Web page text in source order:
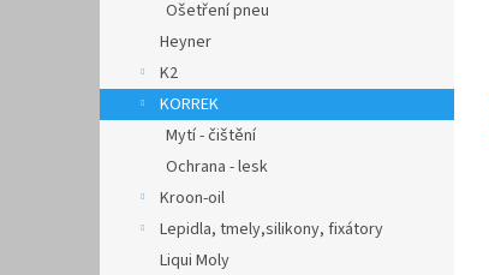
Ošetření pneu
Heyner
K2
KORREK
Mytí - čištění
Ochrana - lesk
Kroon-oil
Lepidla, tmely,silikony, fixátory
Liqui Moly